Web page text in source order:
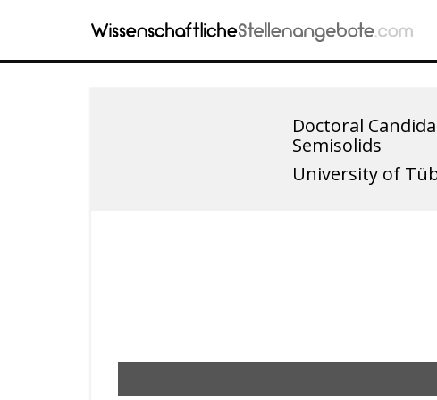
Doctoral
Semisolids
University of